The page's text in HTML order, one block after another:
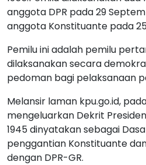
anggota DPR pada 29
anggota Konstituante pada
Pemilu ini adalah pemilu
dilaksanakan secara
pedoman bagi pelaksanaan
Melansir laman kpu.go.id,
mengeluarkan Dekrit
1945 dinyatakan sebagai
penggantian Konstituante
dengan DPR-GR.